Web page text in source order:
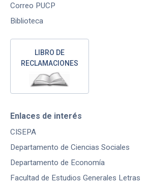
Correo PUCP
Biblioteca
LIBRO DE
RECLAMACIONES
Enlaces de interés
CISEPA
Departamento de Ciencias Sociales
Departamento de Economía
Facultad de Estudios Generales Letras